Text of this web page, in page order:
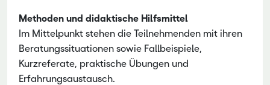
Methoden und didaktische Hilfsmittel
Im Mittelpunkt stehen die Teilnehmenden mit ihren
Beratungssituationen sowie Fallbeispiele,
Kurzreferate, praktische Übungen und
Erfahrungsaustausch.